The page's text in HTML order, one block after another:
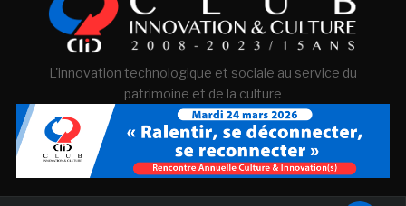
L'innovation technologique et sociale au service du
patrimoine et de la culture